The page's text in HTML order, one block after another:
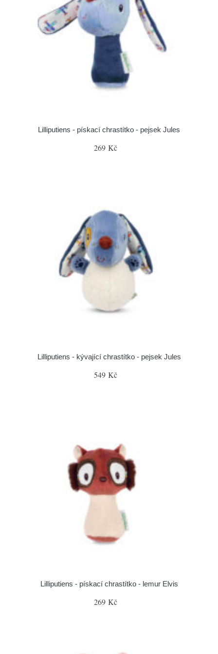
Lilliputiens - pískací chrastítko - pejsek Jules
269 Kč
Lilliputiens - kývající chrastítko - pejsek Jules
549 Kč
Lilliputiens - pískací chrastítko - lemur Elvis
269 Kč